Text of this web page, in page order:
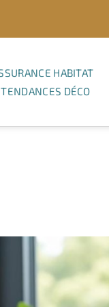
HABITAT
TENDANCES DÉCO